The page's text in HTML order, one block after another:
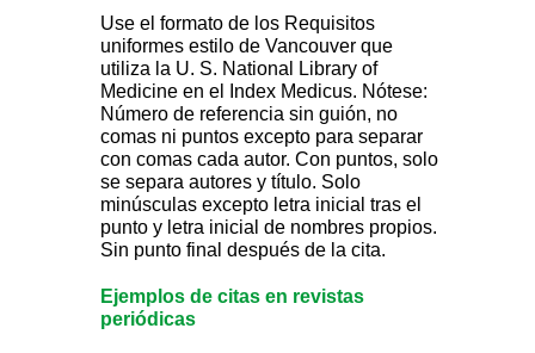
Use el formato de los Requisitos
uniformes estilo de Vancouver que
utiliza la U. S. National Library of
Medicine en el Index Medicus. Nótese:
Número de referencia sin guión, no
comas ni puntos excepto para separar
con comas cada autor. Con puntos, solo
se separa autores y título. Solo
minúsculas excepto letra inicial tras el
punto y letra inicial de nombres propios.
Sin punto final después de la cita.
Ejemplos de citas en revistas
periódicas